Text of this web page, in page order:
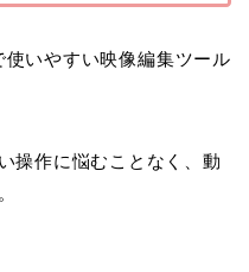
いやすい映像編集ツール
操作に悩むことなく、動